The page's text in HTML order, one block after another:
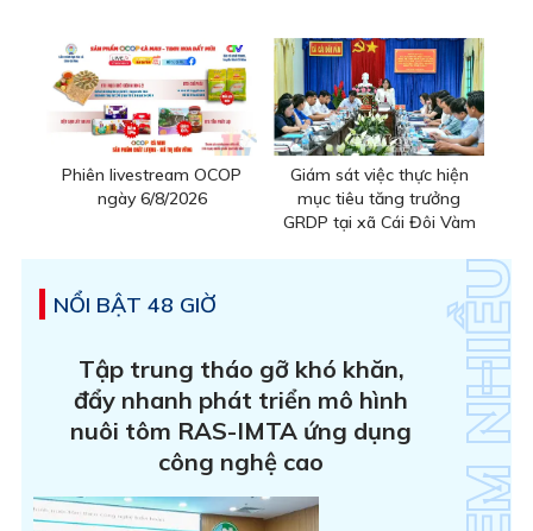
Phiên livestream OCOP
ngày 6/8/2026
Giám sát việc thực hiện
mục tiêu tăng trưởng
GRDP tại xã Cái Đôi Vàm
NỔI BẬT 48 GIỜ
Tập trung tháo gỡ khó khăn,
đẩy nhanh phát triển mô hình
nuôi tôm RAS-IMTA ứng dụng
công nghệ cao